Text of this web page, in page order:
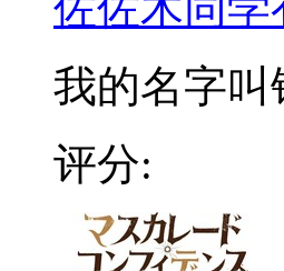
我的名字叫
评分: